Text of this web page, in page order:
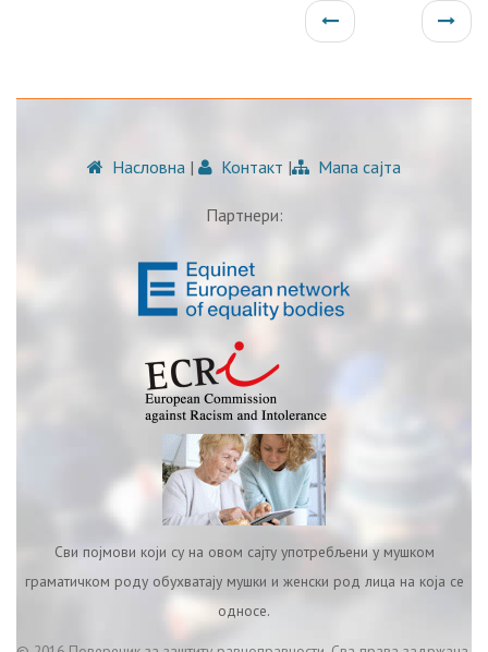
Насловна | Контакт | Мапа сајта
Партнери:
Сви појмови који су на овом сајту употребљени у мушком
граматичком роду обухватају мушки и женски род лица на која се
односе.